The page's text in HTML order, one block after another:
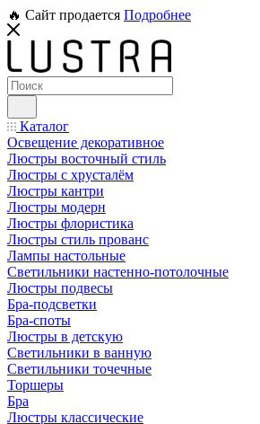
🔥 Сайт продается Подробнее
Каталог
Освещение декоративное
Люстры восточный стиль
Люстры с хрусталём
Люстры кантри
Люстры модерн
Люстры флористика
Люстры стиль прованс
Лампы настольные
Светильники настенно-потолочные
Люстры подвесы
Бра-подсветки
Бра-споты
Люстры в детскую
Светильники в ванную
Светильники точечные
Торшеры
Бра
Люстры классические